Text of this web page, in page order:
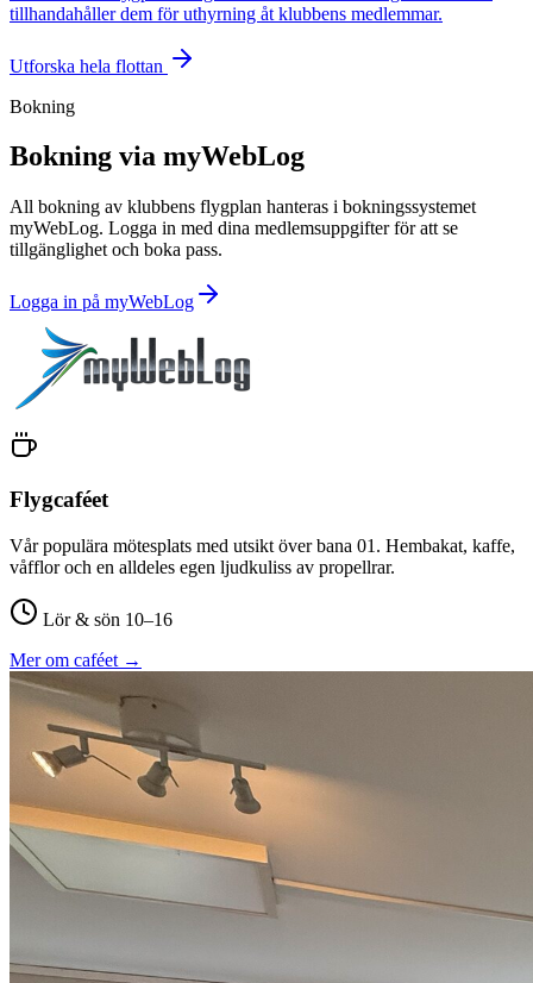
tillhandahåller dem för uthyrning åt klubbens medlemmar.
Utforska hela flottan
Bokning
Bokning via myWebLog
All bokning av klubbens flygplan hanteras i bokningssystemet
myWebLog. Logga in med dina medlemsuppgifter för att se
tillgänglighet och boka pass.
Logga in på myWebLog
Flygcaféet
Vår populära mötesplats med utsikt över bana 01. Hembakat, kaffe,
våfflor och en alldeles egen ljudkuliss av propellrar.
Lör & sön 10–16
Mer om caféet →